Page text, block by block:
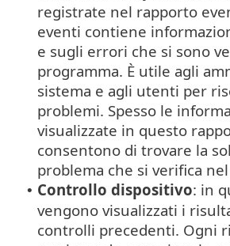
registrate nel rapporto
eventi contiene
e sugli errori che si sono
programma. È utile agli
sistema e agli utenti per
problemi. Spesso le
visualizzate in questo
consentono di trovare la
problema che si verifica
• Controllo dispositivo: in
vengono visualizzati i
controlli precedenti. Ogni